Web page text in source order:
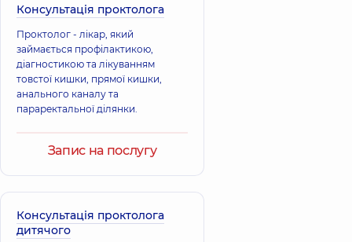
Консультація проктолога
Проктолог - лікар, який
займається профілактикою,
діагностикою та лікуванням
товстої кишки, прямої кишки,
анального каналу та
параректальної ділянки.
Запис на послугу
Консультація проктолога
дитячого